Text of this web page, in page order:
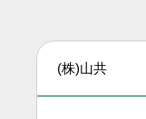
(株)山共